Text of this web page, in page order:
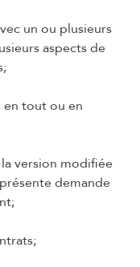
un ou plusieurs
aspects de
tout ou en
version modifiée
demande